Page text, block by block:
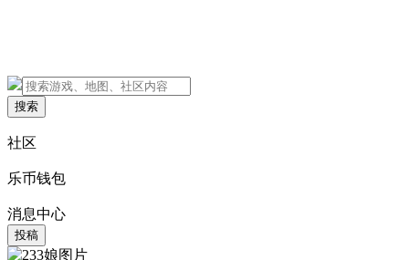
搜索
社区
乐币钱包
消息中心
投稿